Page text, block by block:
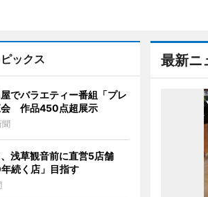
最新ニ
ックス
でバラエティー番組「プレ
会 作品450点超展示
浅草観音前に直営5店舗
続く店」目指す